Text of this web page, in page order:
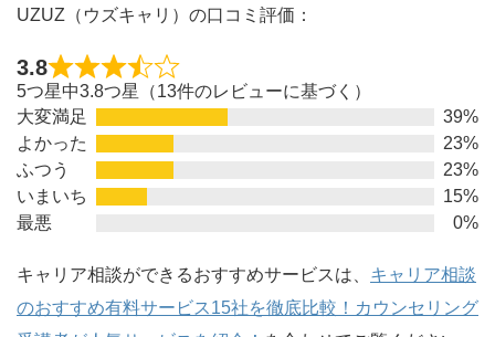
UZUZ（ウズキャリ）の口コミ評価：
3.8
5つ星中3.8つ星（13件のレビューに基づく）
大変満足
39%
よかった
23%
ふつう
23%
いまいち
15%
最悪
0%
キャリア相談ができるおすすめサービスは、 キャリア相談
のおすすめ有料サービス15社を徹底比較！カウンセリング